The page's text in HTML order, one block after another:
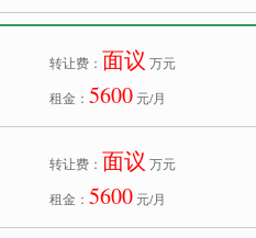
转让费： 面议 万元
租金： 5600 元/月
转让费： 面议 万元
租金： 5600 元/月